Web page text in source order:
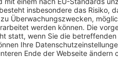
80cm,
Helde